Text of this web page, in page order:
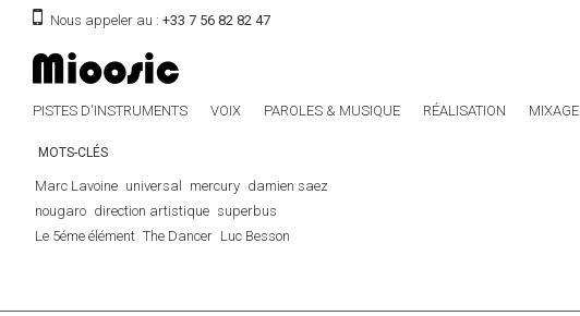
Nous appeler au : +33 7 56 82 82 47
PISTES D'INSTRUMENTS VOIX PAROLES & MUSIQUE RÉALISATION MIXAGE
MOTS-CLÉS
Marc Lavoine universal mercury damien saez
nougaro direction artistique superbus
Le 5éme élément The Dancer Luc Besson